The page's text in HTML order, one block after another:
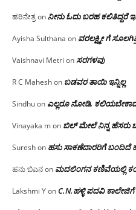
ಹರಿನೇತ್ರon ನೀನು ಓದು ಬರಹ
Ayisha Sulthana on ವರಲಕ್ಷ್ಮೀ ಗೆ
Vaishnavi Metri onಸರಗಳವು
R C Maheshon ಬಡವರ ತಾಯಿ ಇನ್ನಿಲ್ಲ
Sindhuon ಎಲ್ಲರೂ ನೋಡಿ, ಕಲಿಯಬೇಕಾದ
Vinayaka mon ಬಿಲ್ ಮೇಲೆ ನಿನ್ನ ಹೆಸರು
Sureshon ಹಸು ಸಾಕಣೆದಾರರಿಗೆ ಬಂದಿದೆ
ಹನು ಬಿಎನon ಮದಲಿಂಗನ ಕಣಿವೆಯಲ್ಲಿ
Lakshmi YonC.N.ಹಳ್ಳಿ ಪದವಿ